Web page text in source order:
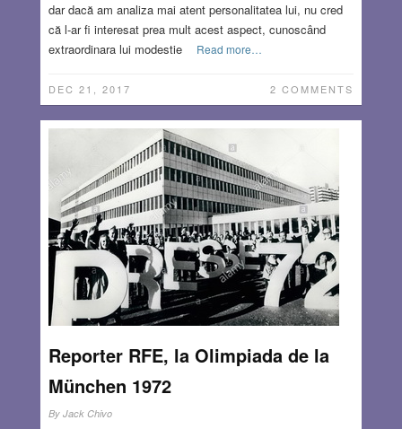
dar dacă am analiza mai atent personalitatea lui, nu cred
că l-ar fi interesat prea mult acest aspect, cunoscând
extraordinara lui modestie
Read more…
DEC 21, 2017 2 COMMENTS
Reporter RFE, la Olimpiada de la
München 1972
By Jack Chivo